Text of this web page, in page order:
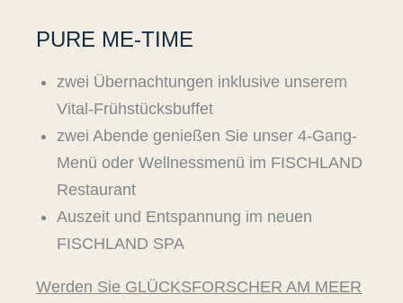
PURE ME-TIME
zwei Übernachtungen inklusive unserem
Vital-Frühstücksbuffet
zwei Abende genießen Sie unser 4-Gang-
Menü oder Wellnessmenü im FISCHLAND
Restaurant
Auszeit und Entspannung im neuen
FISCHLAND SPA
Werden Sie GLÜCKSFORSCHER AM MEER